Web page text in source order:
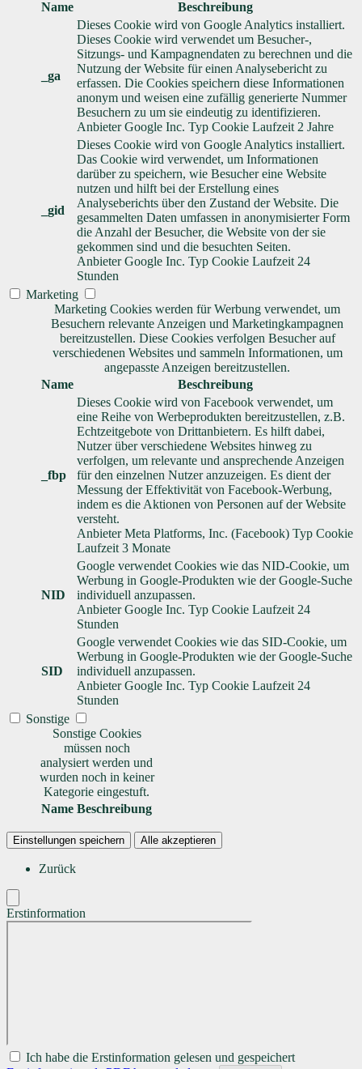
Name
Beschreibung
_ga
Dieses Cookie wird von Google Analytics installiert.
Dieses Cookie wird verwendet um Besucher-,
Sitzungs- und Kampagnendaten zu berechnen und die
Nutzung der Website für einen Analysebericht zu
erfassen. Die Cookies speichern diese Informationen
anonym und weisen eine zufällig generierte Nummer
Besuchern zu um sie eindeutig zu identifizieren.
Anbieter Google Inc. Typ Cookie Laufzeit 2 Jahre
_gid
Dieses Cookie wird von Google Analytics installiert.
Das Cookie wird verwendet, um Informationen
darüber zu speichern, wie Besucher eine Website
nutzen und hilft bei der Erstellung eines
Analyseberichts über den Zustand der Website. Die
gesammelten Daten umfassen in anonymisierter Form
die Anzahl der Besucher, die Website von der sie
gekommen sind und die besuchten Seiten.
Anbieter Google Inc. Typ Cookie Laufzeit 24
Stunden
Marketing
Marketing Cookies werden für Werbung verwendet, um
Besuchern relevante Anzeigen und Marketingkampagnen
bereitzustellen. Diese Cookies verfolgen Besucher auf
verschiedenen Websites und sammeln Informationen, um
angepasste Anzeigen bereitzustellen.
Name
Beschreibung
_fbp
Dieses Cookie wird von Facebook verwendet, um
eine Reihe von Werbeprodukten bereitzustellen, z.B.
Echtzeitgebote von Drittanbietern. Es hilft dabei,
Nutzer über verschiedene Websites hinweg zu
verfolgen, um relevante und ansprechende Anzeigen
für den einzelnen Nutzer anzuzeigen. Es dient der
Messung der Effektivität von Facebook-Werbung,
indem es die Aktionen von Personen auf der Website
versteht.
Anbieter Meta Platforms, Inc. (Facebook) Typ Cookie
Laufzeit 3 Monate
NID
Google verwendet Cookies wie das NID-Cookie, um
Werbung in Google-Produkten wie der Google-Suche
individuell anzupassen.
Anbieter Google Inc. Typ Cookie Laufzeit 24
Stunden
SID
Google verwendet Cookies wie das SID-Cookie, um
Werbung in Google-Produkten wie der Google-Suche
individuell anzupassen.
Anbieter Google Inc. Typ Cookie Laufzeit 24
Stunden
Sonstige
Sonstige Cookies
müssen noch
analysiert werden und
wurden noch in keiner
Kategorie eingestuft.
Name Beschreibung
Einstellungen speichern Alle akzeptieren
Zurück
Erstinformation
Ich habe die Erstinformation gelesen und gespeichert